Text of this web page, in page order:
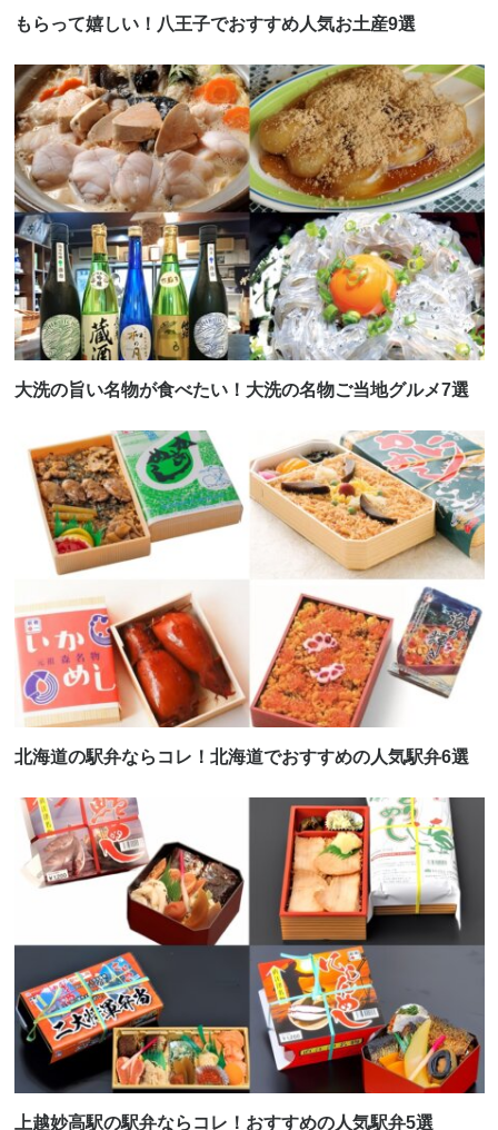
もらって嬉しい！八王子でおすすめ人気お土産9選
大洗の旨い名物が食べたい！大洗の名物ご当地グルメ7選
北海道の駅弁ならコレ！北海道でおすすめの人気駅弁6選
上越妙高駅の駅弁ならコレ！おすすめの人気駅弁5選